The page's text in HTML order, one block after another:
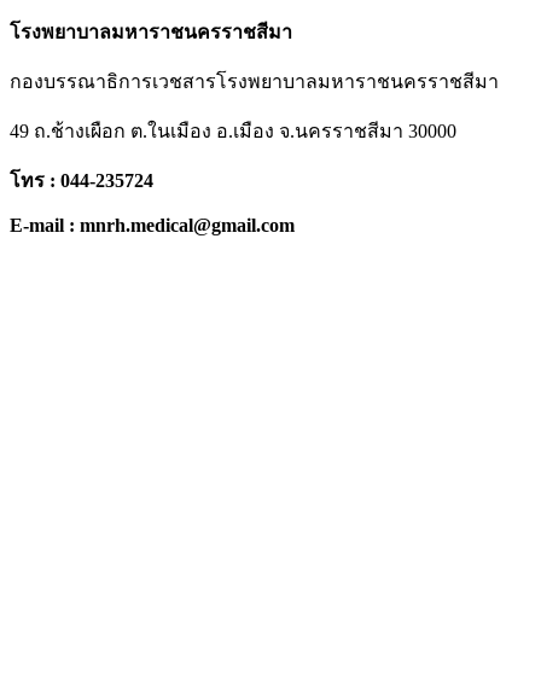
โรงพยาบาลมหาราชนครราชสีมา
กองบรรณาธิการเวชสารโรงพยาบาลมหาราชนครราชสีมา
49 ถ.ช้างเผือก ต.ในเมือง อ.เมือง จ.นครราชสีมา 30000
โทร : 044-235724
E-mail : mnrh.medical@gmail.com